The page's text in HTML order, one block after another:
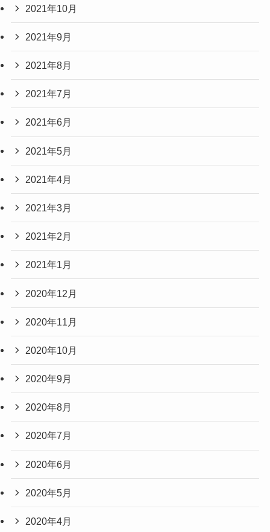
2021年10月
2021年9月
2021年8月
2021年7月
2021年6月
2021年5月
2021年4月
2021年3月
2021年2月
2021年1月
2020年12月
2020年11月
2020年10月
2020年9月
2020年8月
2020年7月
2020年6月
2020年5月
2020年4月